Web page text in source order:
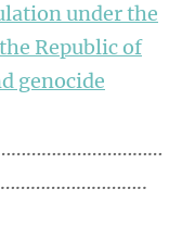
under the
Republic of
genocide